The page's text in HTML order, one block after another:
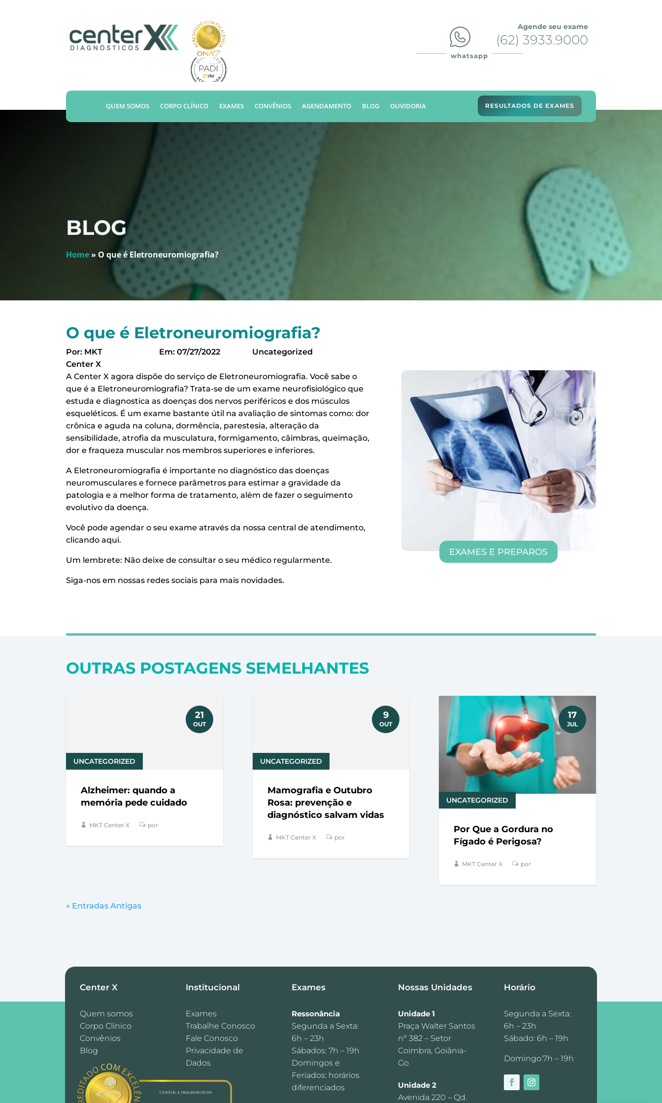
Agende seu exame
(62) 3933.9000
whatsapp
QUEM SOMOS CORPO CLÍNICO EXAMES CONVÊNIOS AGENDAMENTO BLOG OUVIDORIA RESULTADOS DE EXAMES
BLOG
Home » O que é Eletroneuromiografia?
O que é Eletroneuromiografia?
Por: MKT
Center X
Em: 07/27/2022 Uncategorized
A Center X agora dispõe do serviço de Eletroneuromiografia. Você sabe o
que é a Eletroneuromiografia? Trata-se de um exame neurofisiológico que
estuda e diagnostica as doenças dos nervos periféricos e dos músculos
esqueléticos. É um exame bastante útil na avaliação de sintomas como: dor
crônica e aguda na coluna, dormência, parestesia, alteração da
sensibilidade, atrofia da musculatura, formigamento, câimbras, queimação,
dor e fraqueza muscular nos membros superiores e inferiores.
A Eletroneuromiografia é importante no diagnóstico das doenças
neuromusculares e fornece parâmetros para estimar a gravidade da
patologia e a melhor forma de tratamento, além de fazer o seguimento
evolutivo da doença.
Você pode agendar o seu exame através da nossa central de atendimento,
clicando aqui.
Um lembrete: Não deixe de consultar o seu médico regularmente.
Siga-nos em nossas redes sociais para mais novidades.
EXAMES E PREPAROS
OUTRAS POSTAGENS SEMELHANTES
Alzheimer: quando a
memória pede cuidado
UNCATEGORIZED
MKT Center X por
21
OUT
Mamografia e Outubro
Rosa: prevenção e
diagnóstico salvam vidas
UNCATEGORIZED
MKT Center X por
9
OUT
Por Que a Gordura no
Fígado é Perigosa?
UNCATEGORIZED
MKT Center X por
17
JUL
« Entradas Antigas
Center X
Quem somos
Corpo Clínico
Convênios
Blog
Institucional
Exames
Trabalhe Conosco
Fale Conosco
Privacidade de
Dados
Exames
Ressonância
Segunda a Sexta:
6h – 23h
Sábados: 7h – 19h
Domingos e
Feriados: horários
diferenciados
Nossas Unidades
Unidade 1
Praça Walter Santos
nº 382 – Setor
Coimbra, Goiânia-
Go
Unidade 2
Avenida 220 – Qd.
Horário
Segunda a Sexta:
6h – 23h
Sábado: 6h – 19h
Domingo:7h – 19h